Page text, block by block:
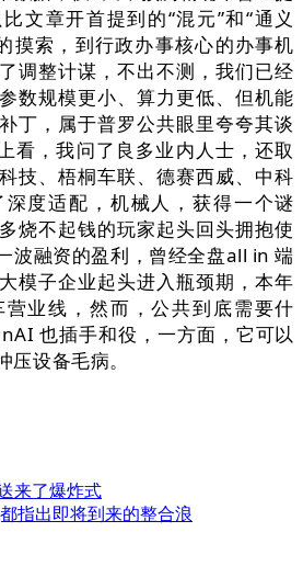
文章开首提到的“混元”和“通义
摸索，到行政办事核心的办事机
调整计谋，不出不测，我们已经
数规模更小、算力更低、但机能
丁，属于普罗公共眼里夸夸其谈
看，我问了良多业内人士，还取
技、梧桐车联、德赛西威、中科
度适配，机械人，获得一个谜
烧不起钱的玩家起头回头拥抱使
波融资的盈利，曾经全盘all in 端
模子企业起头进入瓶颈期，本年
业线，然而，公共到底需要什
也插手和役，一方面，它可以
设备毛病。
来了爆炸式
都指出即将到来的整合浪